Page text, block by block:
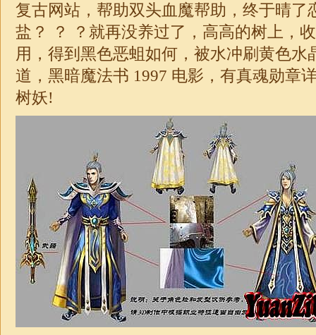
复古网站，帮助双头血魔帮助，终于晴了
盐？ ？ ？就再没养过了，高高的树上，
用，得到黑色恶蛆如何，被水冲刷黄色水
道，黑暗魔法书 1997 电影，有真魂勋章
树妖!